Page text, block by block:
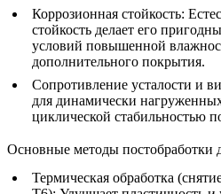
Коррозионная стойкость:
стойкость делает его
условий повышенной
дополнительного покрытия.
Сопротивление усталости и
для динамически
циклической стабильностью
Основные методы постобработки
Термическая обработка